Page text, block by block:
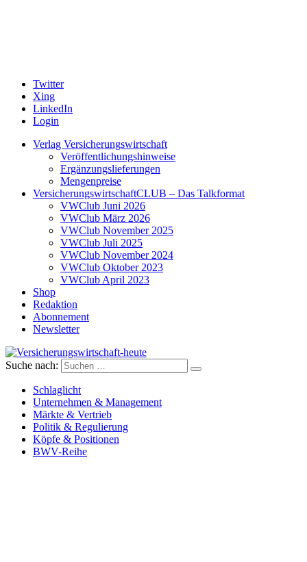
Twitter
Xing
LinkedIn
Login
Verlag Versicherungswirtschaft
Veröffentlichungshinweise
Ergänzungslieferungen
Mengenpreise
VersicherungswirtschaftCLUB – Das Talkformat
VWClub Juni 2026
VWClub März 2026
VWClub November 2025
VWClub Juli 2025
VWClub November 2024
VWClub Oktober 2023
VWClub April 2023
Shop
Redaktion
Abonnement
Newsletter
Versicherungswirtschaft-heute
Suche nach:
Schlaglicht
Unternehmen & Management
Märkte & Vertrieb
Politik & Regulierung
Köpfe & Positionen
BWV-Reihe